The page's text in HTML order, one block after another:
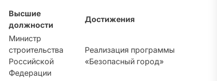
Высшие
должности
Достижения
Министр
строительства
Российской
Федерации
Реализация программы
«Безопасный город»